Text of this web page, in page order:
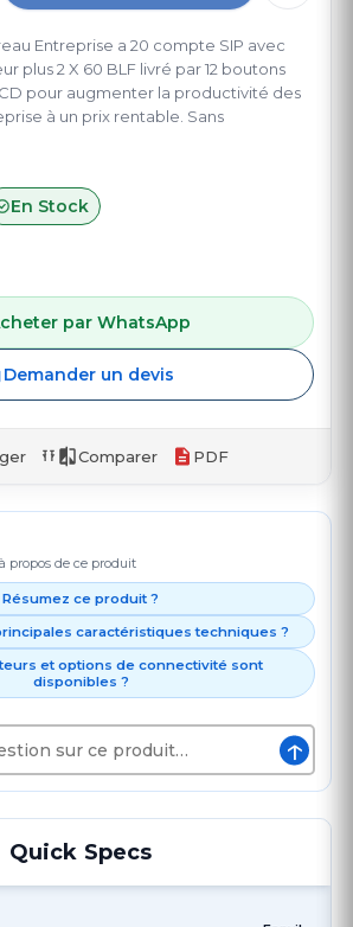
Entreprise a 20 compte SIP avec
plus 2 X 60 BLF livré par 12 boutons
pour augmenter la productivité des
à un prix rentable. Sans
En Stock
par WhatsApp
Demander un devis
Comparer PDF
à propos de ce produit
Résumez ce produit ?
caractéristiques techniques ?
et options de connectivité sont
disponibles ?
↑
Quick Specs